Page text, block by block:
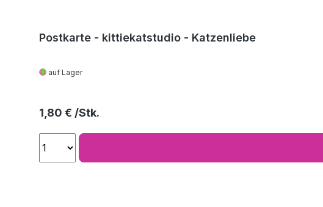
Postkarte - kittiekatstudio - Katzenliebe
auf Lager
Regulärer Preis:
1,80 €